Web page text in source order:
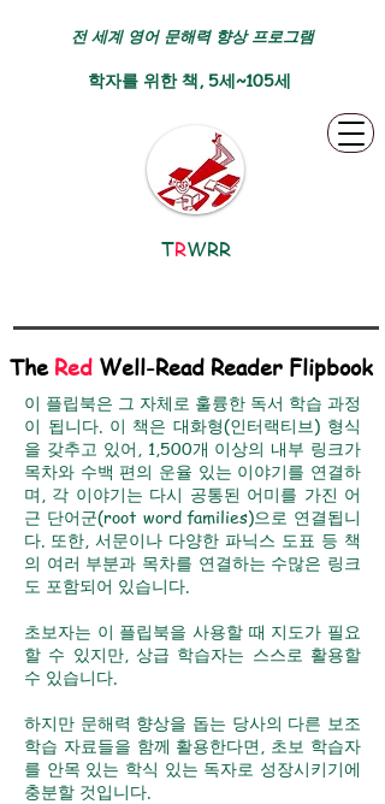
전 세계 영어 문해력 향상 프로그램
학자를 위한 책, 5세~105세
TRWRR
TheRed Well-Read Reader Flipbook
이 플립북은 그 자체로 훌륭한 독서 학습 과정
이 됩니다. 이 책은 대화형(인터랙티브) 형식
을 갖추고 있어, 1,500개 이상의 내부 링크가
목차와 수백 편의 운율 있는 이야기를 연결하
며, 각 이야기는 다시 공통된 어미를 가진 어
근 단어군(root word families)으로 연결됩니
다. 또한, 서문이나 다양한 파닉스 도표 등 책
의 여러 부분과 목차를 연결하는 수많은 링크
도 포함되어 있습니다.
초보자는 이 플립북을 사용할 때 지도가 필요
할 수 있지만, 상급 학습자는 스스로 활용할
수 있습니다.
하지만 문해력 향상을 돕는 당사의 다른 보조
학습 자료들을 함께 활용한다면, 초보 학습자
를 안목 있는 학식 있는 독자로 성장시키기에
충분할 것입니다.